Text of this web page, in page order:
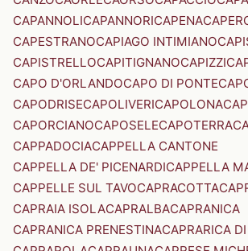
CAPANNOLICAPANNORICAPENA
CAPESTRANOCAPIAGO INTIMIANO
CAPISTRELLOCAPITIGNANOCAPIZZI
CAPO D'ORLANDOCAPO DI PONTE
CAPODRISECAPOLIVERICAPOLONA
CAPORCIANOCAPOSELECAPOTERRA
CAPPADOCIACAPPELLA CANTONE
CAPPELLA DE' PICENARDICAPPELLA
CAPPELLE SUL TAVOCAPRACOTTA
CAPRAIA ISOLACAPRALBACAPRANICA
CAPRANICA PRENESTINACAPRARICA